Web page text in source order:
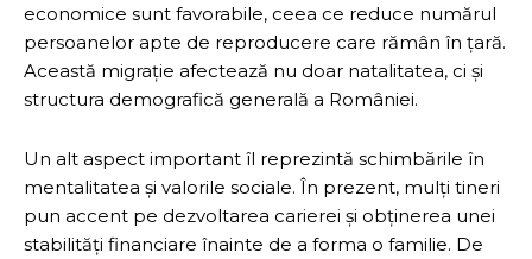
economice sunt favorabile, ceea ce reduce numărul
persoanelor apte de reproducere care rămân în țară.
Această migrație afectează nu doar natalitatea, ci și
structura demografică generală a României.
Un alt aspect important îl reprezintă schimbările în
mentalitatea și valorile sociale. În prezent, mulți tineri
pun accent pe dezvoltarea carierei și obținerea unei
stabilități financiare înainte de a forma o familie. De